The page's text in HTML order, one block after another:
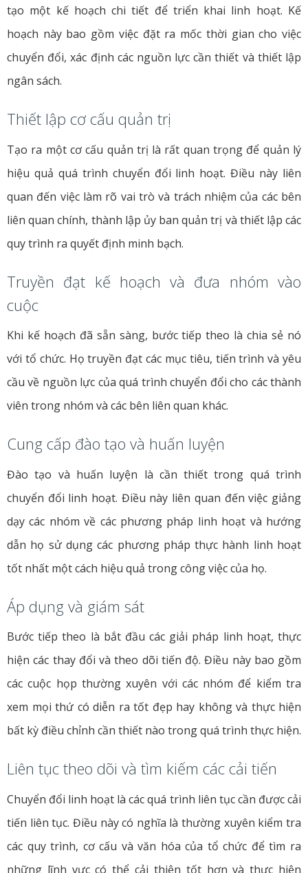
tạo một kế hoạch chi tiết để triển khai linh hoạt. Kế
hoạch này bao gồm việc đặt ra mốc thời gian cho việc
chuyển đổi, xác định các nguồn lực cần thiết và thiết lập
ngân sách.
Thiết lập cơ cấu quản trị
Tạo ra một cơ cấu quản trị là rất quan trọng để quản lý
hiệu quả quá trình chuyển đổi linh hoạt. Điều này liên
quan đến việc làm rõ vai trò và trách nhiệm của các bên
liên quan chính, thành lập ủy ban quản trị và thiết lập các
quy trình ra quyết định minh bạch.
Truyền đạt kế hoạch và đưa nhóm vào
cuộc
Khi kế hoạch đã sẵn sàng, bước tiếp theo là chia sẻ nó
với tổ chức. Họ truyền đạt các mục tiêu, tiến trình và yêu
cầu về nguồn lực của quá trình chuyển đổi cho các thành
viên trong nhóm và các bên liên quan khác.
Cung cấp đào tạo và huấn luyện
Đào tạo và huấn luyện là cần thiết trong quá trình
chuyển đổi linh hoạt. Điều này liên quan đến việc giảng
dạy các nhóm về các phương pháp linh hoạt và hướng
dẫn họ sử dụng các phương pháp thực hành linh hoạt
tốt nhất một cách hiệu quả trong công việc của họ.
Áp dụng và giám sát
Bước tiếp theo là bắt đầu các giải pháp linh hoạt, thực
hiện các thay đổi và theo dõi tiến độ. Điều này bao gồm
các cuộc họp thường xuyên với các nhóm để kiểm tra
xem mọi thứ có diễn ra tốt đẹp hay không và thực hiện
bất kỳ điều chỉnh cần thiết nào trong quá trình thực hiện.
Liên tục theo dõi và tìm kiếm các cải tiến
Chuyển đổi linh hoạt là các quá trình liên tục cần được cải
tiến liên tục. Điều này có nghĩa là thường xuyên kiểm tra
các quy trình, cơ cấu và văn hóa của tổ chức để tìm ra
những lĩnh vực có thể cải thiện tốt hơn và thực hiện